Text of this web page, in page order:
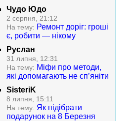
Чудо Юдо
2 серпня, 21:12
На тему: Ремонт доріг: гроші
є, робити — нікому
Руслан
31 липня, 12:31
На тему: Міфи про методи,
які допомагають не сп’яніти
SisteriK
8 липня, 15:11
На тему: Як підібрати
подарунок на 8 Березня